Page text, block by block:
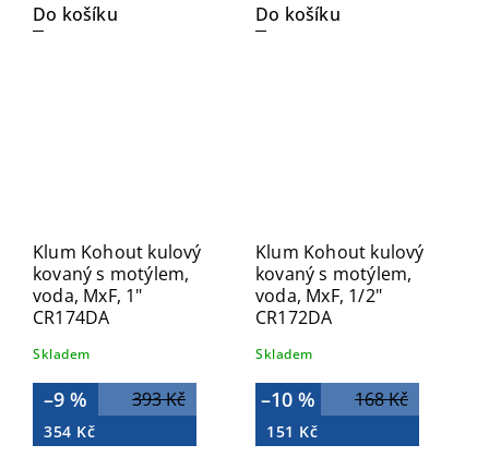
Do košíku Do košíku
Klum Kohout kulový
kovaný s motýlem,
voda, MxF, 1"
CR174DA
Skladem
393 Kč
–9 %
354 Kč
Klum Kohout kulový
kovaný s motýlem,
voda, MxF, 1/2"
CR172DA
Skladem
168 Kč
–10 %
151 Kč